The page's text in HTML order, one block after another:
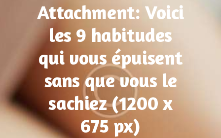
Attachment: Voici
les 9 habitudes
qui vous épuisent
sans que vous le
sachiez (1200 x
675 px)
PRENEZ UN RDV